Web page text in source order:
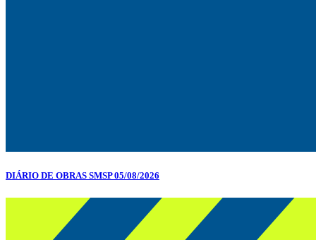
DIÁRIO DE OBRAS SMSP 05/08/2026